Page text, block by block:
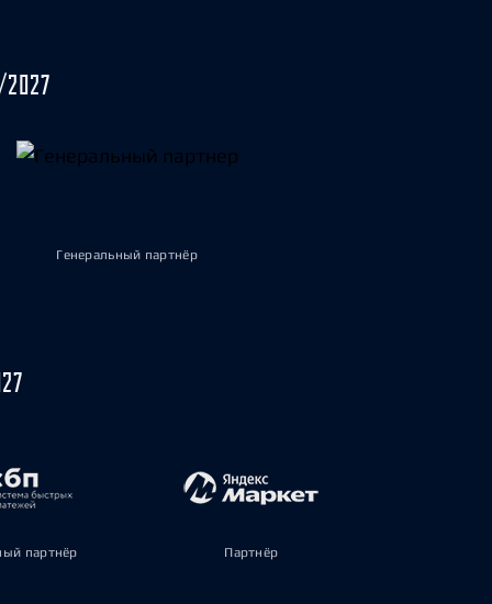
Генеральный партнёр
партнёр Партнёр